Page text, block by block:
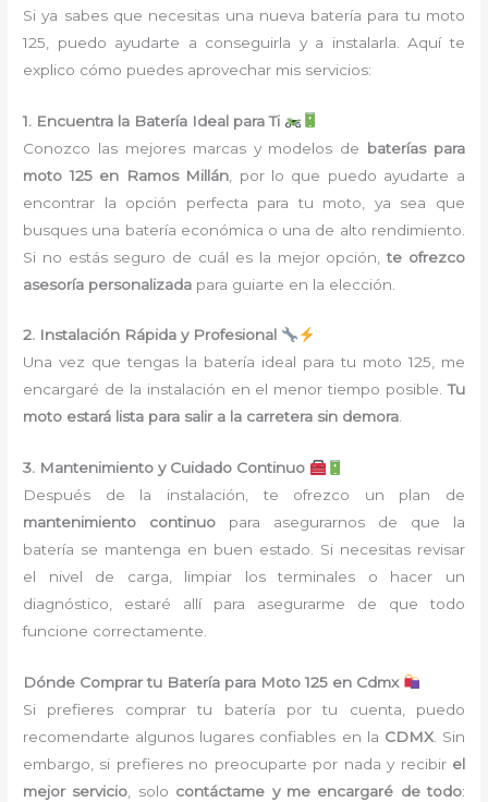
Si ya sabes que necesitas una nueva batería para tu moto
125, puedo ayudarte a conseguirla y a instalarla. Aquí te
explico cómo puedes aprovechar mis servicios:
1. Encuentra la Batería Ideal para Ti
Conozco las mejores marcas y modelos de baterías para
moto 125 en Ramos Millán , por lo que puedo ayudarte a
encontrar la opción perfecta para tu moto, ya sea que
busques una batería económica o una de alto rendimiento.
Si no estás seguro de cuál es la mejor opción,te ofrezco
asesoría personalizada para guiarte en la elección.
2. Instalación Rápida y Profesional
Una vez que tengas la batería ideal para tu moto 125, me
encargaré de la instalación en el menor tiempo posible.Tu
moto estará lista para salir a la carretera sin demora.
3. Mantenimiento y Cuidado Continuo
Después de la instalación, te ofrezco un plan de
mantenimiento continuo para asegurarnos de que la
batería se mantenga en buen estado. Si necesitas revisar
el nivel de carga, limpiar los terminales o hacer un
diagnóstico, estaré allí para asegurarme de que todo
funcione correctamente.
Dónde Comprar tu Batería para Moto 125 en Cdmx
Si prefieres comprar tu batería por tu cuenta, puedo
recomendarte algunos lugares confiables en la CDMX. Sin
embargo, si prefieres no preocuparte por nada y recibir el
mejor servicio , solo contáctame y me encargaré de todo: